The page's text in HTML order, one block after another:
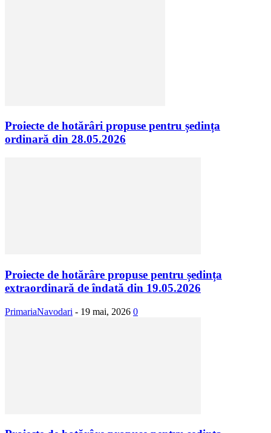
Proiecte de hotărâri propuse pentru ședința
ordinară din 28.05.2026
Proiecte de hotărâre propuse pentru ședința
extraordinară de îndată din 19.05.2026
PrimariaNavodari - 19 mai, 2026 0